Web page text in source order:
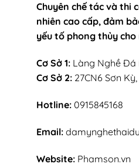
Chuyên chế tác và thi
nhiên cao cấp, đảm
yếu tố phong thủy
Cơ Sở 1: Làng Nghề Đá
Cơ Sở 2: 27CN6 Sơn
Hotline: 0915845168
Email:
Website: Phamson.vn